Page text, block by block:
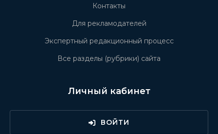
Контакты
Для рекламодателей
Экспертный редакционный процесс
Все разделы (рубрики) сайта
Личный кабинет
ВОЙТИ